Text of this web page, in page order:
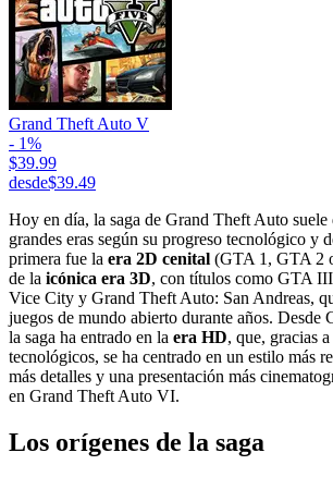
Grand Theft Auto V
- 1%
$39.99
desde$39.49
Hoy en día, la saga de Grand Theft Auto suele
grandes eras según su progreso tecnológico y
primera fue la era 2D cenital (GTA 1, GTA 2
de la icónica era 3D, con títulos como GTA
Vice City y Grand Theft Auto: San Andreas,
juegos de mundo abierto durante años. Desde
la saga ha entrado en la era HD, que, gracias
tecnológicos, se ha centrado en un estilo más
más detalles y una presentación más
en Grand Theft Auto VI.
Los orígenes de la saga